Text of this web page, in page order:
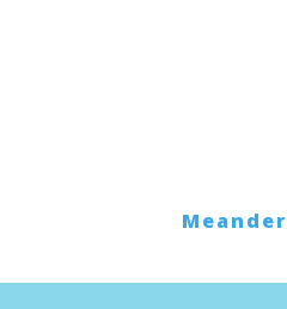
Meander